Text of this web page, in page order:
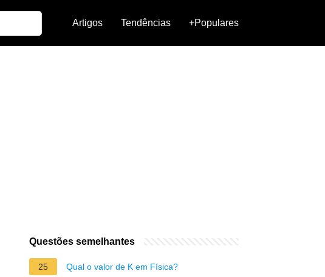
Artigos Tendências +Populares
Questões semelhantes
25 Qual o valor de K em Física?